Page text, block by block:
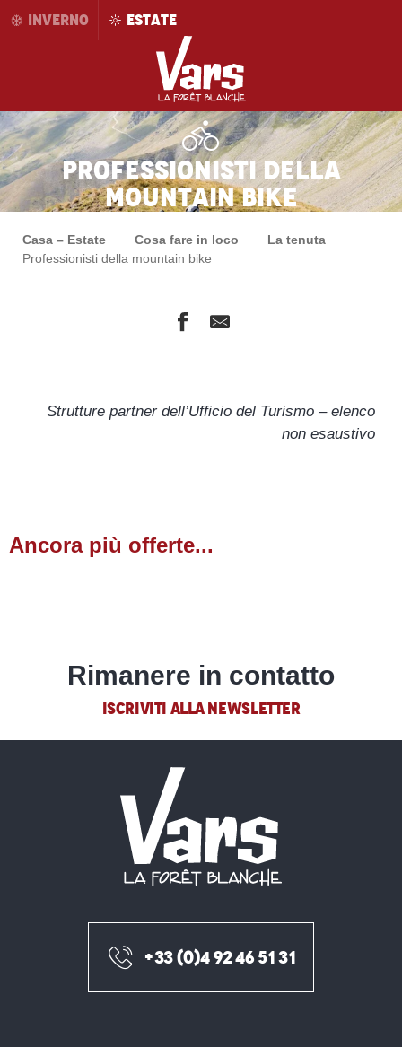
AllerINVERNO ESTATE
Professionisti della
mountain bike
Casa – Estate Cosa fare in loco
La tenuta
Professionisti della mountain bike
Montagne Mélézin
Strutture partner dell’Ufficio del Turismo – elenco
non esaustivo
Ancora più offerte...
Rimanere in contatto
ISCRIVITI ALLA NEWSLETTER
+33 (0)4 92 46 51 31